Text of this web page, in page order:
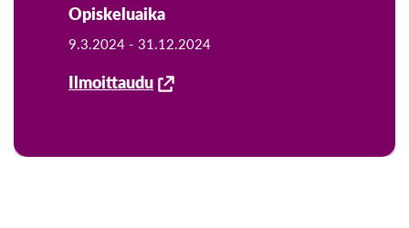
Opiskeluaika
9.3.2024 - 31.12.2024
Ilmoittaudu